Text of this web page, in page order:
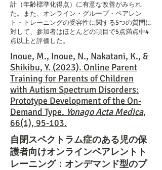
計（年齢標準化得点）に有意な改善がみられ
た。また、オンライン・グループ・ペアレン
ト・トレーニングの受容性に関する5つの質問に
対して、参加者はほとんどの項目で5点満点中4
点以上と評価した。
Inoue, M., Inoue, N., Nakatani, K., &
Shikibu, Y. (2023). Online Parent
Training for Parents of Children
with Autism Spectrum Disorders:
Prototype Development of the On-
Demand Type. Yonago Acta Medica,
66(1), 95-103.
自閉スペクトラム症のある児の保
護者向けオンラインペアレントト
レーニング：オンデマンド型のプ